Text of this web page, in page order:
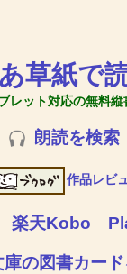
草紙で
レット対応の無料
朗読を検索
作品レビ
楽天Kobo
の図書カード